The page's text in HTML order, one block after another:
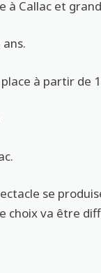
à Callac et
à partir de
se
choix va être